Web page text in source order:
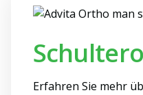
Erfahren Sie mehr